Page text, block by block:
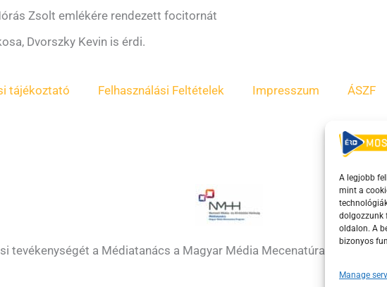
A legjobb
mint a
dolgozzunk
oldalon. A
bizonyos
Manage
Zsolt emlékére rendezett focitornát
Dvorszky Kevin is érdi.
tájékoztató Felhasználási Feltételek Impresszum ÁSZF
tevékenységét a Médiatanács a Magyar Média Mecenatúra program